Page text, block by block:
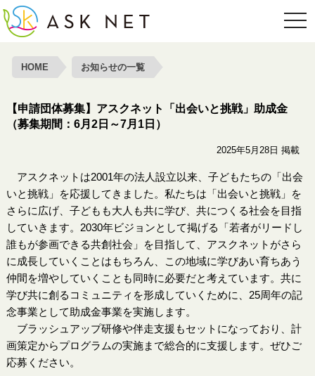
HOME お知らせの一覧
【申請団体募集】アスクネット「出会いと挑戦」助成金
（募集期間：6月2日～7月1日）
2025年5月28日 掲載
アスクネットは2001年の法人設立以来、子どもたちの「出会
いと挑戦」を応援してきました。私たちは「出会いと挑戦」を
さらに広げ、子どもも大人も共に学び、共につくる社会を目指
していきます。2030年ビジョンとして掲げる「若者がリードし
誰もが参画できる共創社会」を目指して、アスクネットがさら
に成長していくことはもちろん、この地域に学びあい育ちあう
仲間を増やしていくことも同時に必要だと考えています。共に
学び共に創るコミュニティを形成していくために、25周年の記
念事業として助成金事業を実施します。
ブラッシュアップ研修や伴走支援もセットになっており、計
画策定からプログラムの実施まで総合的に支援します。ぜひご
応募ください。